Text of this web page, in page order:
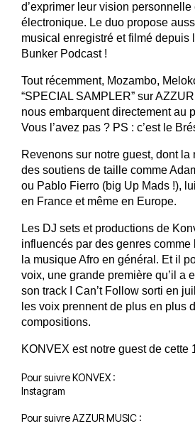
d’exprimer leur vision
électronique. Le duo propose
musical enregistré et filmé depuis
Bunker Podcast !
Tout récemment, Mozambo,
“SPECIAL SAMPLER” sur
nous embarquent directement au
Vous l’avez pas ? PS : c’est le
Revenons sur notre guest, dont
des soutiens de taille comme
ou Pablo Fierro (big Up Mads !),
en France et même en Europe.
Les DJ sets et productions de
influencés par des genres
la musique Afro en général. Et il
voix, une grande première qu’il a
son track I Can’t Follow sorti en
les voix prennent de plus en plus
compositions.
KONVEX est notre guest de cette
Pour suivre KONVEX :
Instagram
Pour suivre AZZUR MUSIC :